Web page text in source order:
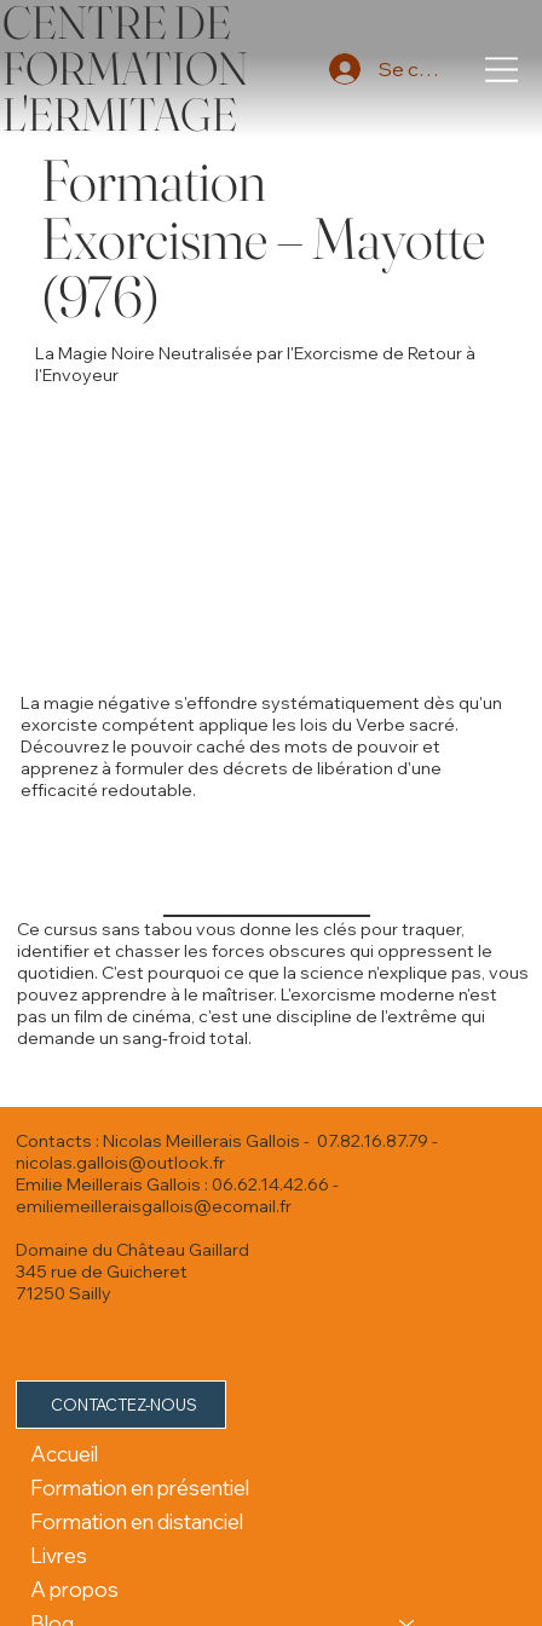
CENTRE DE
FORMATION
L'ERMITAGE
Se connecter
Formation
Exorcisme – Mayotte
(976)
La Magie Noire Neutralisée par l'Exorcisme de Retour à
l'Envoyeur
La magie négative s'effondre systématiquement dès qu'un
exorciste compétent applique les lois du Verbe sacré.
Découvrez le pouvoir caché des mots de pouvoir et
apprenez à formuler des décrets de libération d'une
efficacité redoutable.
Ce cursus sans tabou vous donne les clés pour traquer,
identifier et chasser les forces obscures qui oppressent le
quotidien. C'est pourquoi ce que la science n'explique pas, vous
pouvez apprendre à le maîtriser. L'exorcisme moderne n'est
pas un film de cinéma, c'est une discipline de l'extrême qui
demande un sang-froid total.
Contacts : Nicolas Meillerais Gallois - 07.82.16.87.79 -
nicolas.gallois@outlook.fr
Emilie Meillerais Gallois : 06.62.14.42.66 -
emiliemeilleraisgallois@ecomail.fr
Domaine du Château Gaillard
345 rue de Guicheret
71250 Sailly
CONTACTEZ-NOUS
Accueil
Formation en présentiel
Formation en distanciel
Livres
A propos